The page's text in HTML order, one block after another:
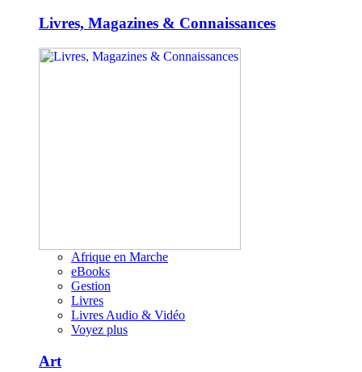
Livres, Magazines & Connaissances
Afrique en Marche
eBooks
Gestion
Livres
Livres Audio & Vidéo
Voyez plus
Art